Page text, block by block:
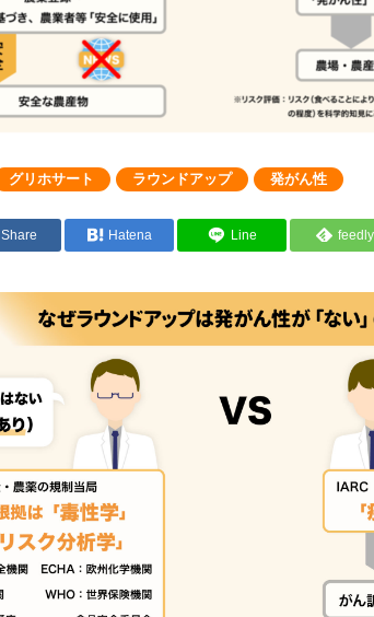
グリホサート ラウンドアップ 発がん性
Share Hatena Line feedly